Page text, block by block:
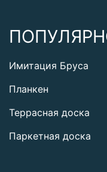
Имитация Бруса
Планкен
Террасная доска
Паркетная доска